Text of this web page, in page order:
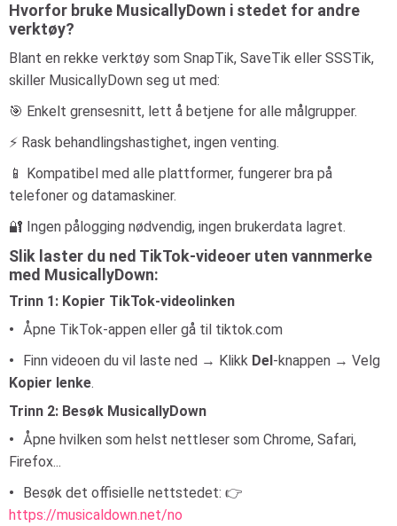
Hvorfor bruke MusicallyDown i stedet for andre
verktøy?
Blant en rekke verktøy som SnapTik, SaveTik eller SSSTik,
skiller MusicallyDown seg ut med:
🎯 Enkelt grensesnitt, lett å betjene for alle målgrupper.
⚡ Rask behandlingshastighet, ingen venting.
📱 Kompatibel med alle plattformer, fungerer bra på
telefoner og datamaskiner.
🔐 Ingen pålogging nødvendig, ingen brukerdata lagret.
Slik laster du ned TikTok-videoer uten vannmerke
med MusicallyDown:
Trinn 1: Kopier TikTok-videolinken
Åpne TikTok-appen eller gå til tiktok.com
Finn videoen du vil laste ned → Klikk Del-knappen → Velg
Kopier lenke.
Trinn 2: Besøk MusicallyDown
Åpne hvilken som helst nettleser som Chrome, Safari,
Firefox...
Besøk det offisielle nettstedet: 👉
https://musicaldown.net/no